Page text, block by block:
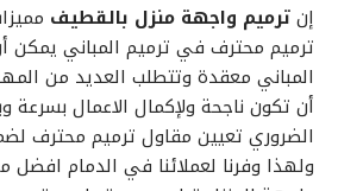
إنترميم واجهة منزل بالقطيف
ترميم محترف في ترميم المباني يمكن
المباني معقدة وتتطلب العديد من
أن تكون ناجحة ولإكمال الاعمال بسرعة
الضروري تعيين مقاول ترميم محترف
ولهذا وفرنا لعملائنا في الدمام افضل